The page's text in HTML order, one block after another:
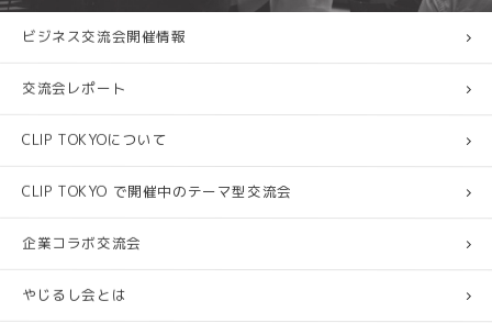
ビジネス交流会開催情報
交流会レポート
CLIP TOKYOについて
CLIP TOKYO で開催中のテーマ型交流会
企業コラボ交流会
やじるし会とは